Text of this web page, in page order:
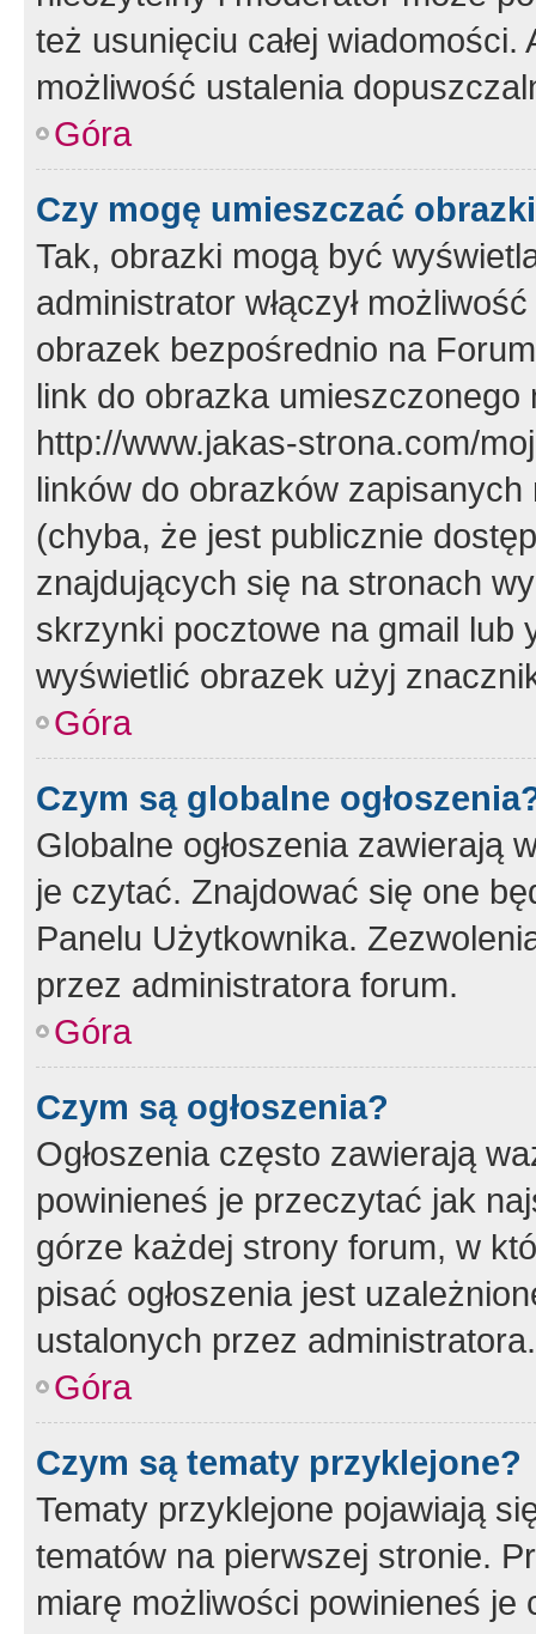
też usunięciu całej
możliwość ustalenia
Góra
Czy mogę umieszczać
Tak, obrazki mogą być
administrator włączył
obrazek bezpośrednio na
link do obrazka
http://www.jakas-strona.com/
linków do obrazków
(chyba, że jest publicznie
znajdujących się na stronach
skrzynki pocztowe na gmail lub
wyświetlić obrazek użyj
Góra
Czym są globalne
Globalne ogłoszenia zawierają
je czytać. Znajdować się one
Panelu Użytkownika.
przez administratora forum.
Góra
Czym są ogłoszenia?
Ogłoszenia często zawierają
powinieneś je przeczytać jak
górze każdej strony forum, w
pisać ogłoszenia jest
ustalonych przez administratora.
Góra
Czym są tematy przyklejone?
Tematy przyklejone pojawiają
tematów na pierwszej stronie.
miarę możliwości powinieneś je